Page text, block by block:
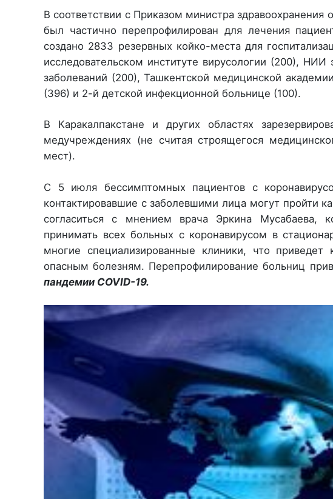
В соответствии с Приказом министра
был частично перепрофилирован для лечения
создано 2833 резервных койко-места для
исследовательском институте вирусологии (200),
заболеваний (200), Ташкентской медицинской
(396) и 2-й детской инфекционной больнице (100).
В Каракалпакстане и других областях
медучреждениях (не считая строящегося
мест).
С 5 июля бессимптомных пациентов с
контактировавшие с заболевшими лица могут пройти
согласиться с мнением врача Эркина
принимать всех больных с коронавирусом в
многие специализированные клиники, что
опасным болезням. Перепрофилирование больниц
пандемии COVID-19.